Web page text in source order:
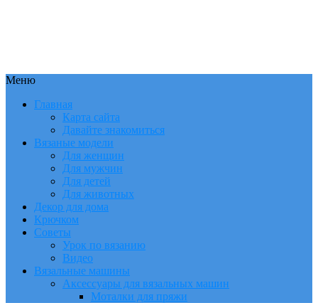
Меню
Главная
Карта сайта
Давайте знакомиться
Вязаные модели
Для женщин
Для мужчин
Для детей
Для животных
Декор для дома
Крючком
Советы
Урок по вязанию
Видео
Вязальные машины
Аксессуары для вязальных машин
Моталки для пряжи